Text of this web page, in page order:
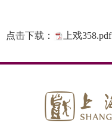
点击下载： 上戏358.pdf